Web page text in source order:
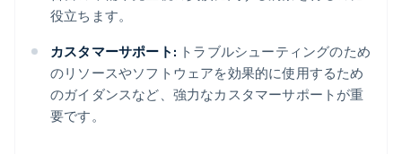
役立ちます。
カスタマーサポート: トラブルシューティングのため
のリソースやソフトウェアを効果的に使用するため
のガイダンスなど、強力なカスタマーサポートが重
要です。